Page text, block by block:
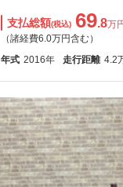
支払総額(税込) 69.8万
（諸経費6.0万円含む）
年式 2016年 走行距離 4.2